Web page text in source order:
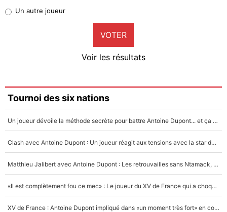
9%
Faris Moumbagna
4%
Un autre joueur
5%
Un autre joueur
VOTER
Voir les résultats
Tournoi des six nations
Un joueur dévoile la méthode secrète pour battre Antoine Dupont... et ça marche !
Clash avec Antoine Dupont : Un joueur réagit aux tensions avec la star du XV de France !
Matthieu Jalibert avec Antoine Dupont : Les retrouvailles sans Ntamack, «il y a eu des discussions»
«Il est complètement fou ce mec» : Le joueur du XV de France qui a choqué Matthieu Jalibert !
XV de France : Antoine Dupont impliqué dans «un moment très fort» en coulisses